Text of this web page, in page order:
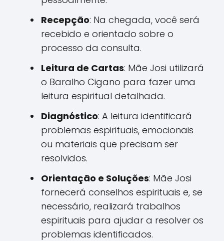
Recepção: Na chegada, você será
recebido e orientado sobre o
processo da consulta.
Leitura de Cartas: Mãe Josi utilizará
o Baralho Cigano para fazer uma
leitura espiritual detalhada.
Diagnóstico: A leitura identificará
problemas espirituais, emocionais
ou materiais que precisam ser
resolvidos.
Orientação e Soluções: Mãe Josi
fornecerá conselhos espirituais e, se
necessário, realizará trabalhos
espirituais para ajudar a resolver os
problemas identificados.